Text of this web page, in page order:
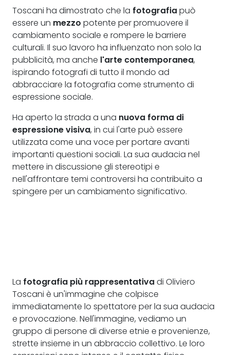
Toscani ha dimostrato che la fotografiapuò
essere un mezzo potente per promuovere il
cambiamento sociale e rompere le barriere
culturali. Il suo lavoro ha influenzato non solo la
pubblicità, ma anche l'arte contemporanea,
ispirando fotografi di tutto il mondo ad
abbracciare la fotografia come strumento di
espressione sociale.
Ha aperto la strada a una nuova forma di
espressione visiva, in cui l'arte può essere
utilizzata come una voce per portare avanti
importanti questioni sociali. La sua audacia nel
mettere in discussione gli stereotipi e
nell'affrontare temi controversi ha contribuito a
spingere per un cambiamento significativo.
La fotografia più rappresentativadi Oliviero
Toscani è un'immagine che colpisce
immediatamente lo spettatore per la sua audacia
e provocazione. Nell'immagine, vediamo un
gruppo di persone di diverse etnie e provenienze,
strette insieme in un abbraccio collettivo. Le loro